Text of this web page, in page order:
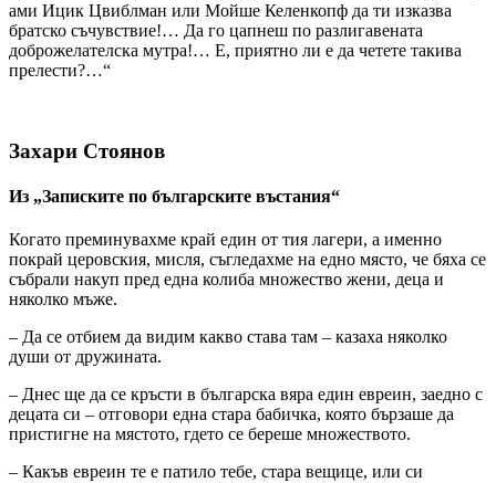
ами Ицик Цвиблман или Мойше Келенкопф да ти изказва
братско съчувствие!… Да го цапнеш по разлигавената
доброжелателска мутра!… Е, приятно ли е да четете такива
прелести?…“
Захари Стоянов
Из „Записките по българските въстания“
Когато преминувахме край един от тия лагери, а именно
покрай церовския, мисля, съгледахме на едно място, че бяха се
събрали накуп пред една колиба множество жени, деца и
няколко мъже.
– Да се отбием да видим какво става там – казаха няколко
души от дружината.
– Днес ще да се кръсти в българска вяра един евреин, заедно с
децата си – отговори една стара бабичка, която бързаше да
пристигне на мястото, гдето се береше множеството.
– Какъв евреин те е патило тебе, стара вещице, или си